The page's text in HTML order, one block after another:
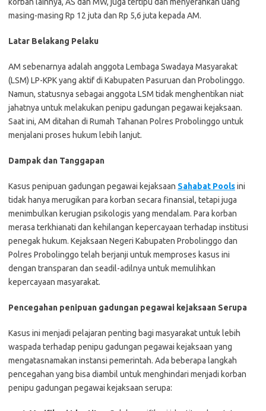
masing-masing Rp 12 juta dan Rp 5,6 juta kepada AM.
Latar Belakang Pelaku
AM sebenarnya adalah anggota Lembaga Swadaya Masyarakat
(LSM) LP-KPK yang aktif di Kabupaten Pasuruan dan Probolinggo.
Namun, statusnya sebagai anggota LSM tidak menghentikan niat
jahatnya untuk melakukan penipu gadungan pegawai kejaksaan.
Saat ini, AM ditahan di Rumah Tahanan Polres Probolinggo untuk
menjalani proses hukum lebih lanjut.
Dampak dan Tanggapan
Kasus penipuan gadungan pegawai kejaksaan Sahabat Poolsini
tidak hanya merugikan para korban secara finansial, tetapi juga
menimbulkan kerugian psikologis yang mendalam. Para korban
merasa terkhianati dan kehilangan kepercayaan terhadap institusi
penegak hukum. Kejaksaan Negeri Kabupaten Probolinggo dan
Polres Probolinggo telah berjanji untuk memproses kasus ini
dengan transparan dan seadil-adilnya untuk memulihkan
kepercayaan masyarakat.
Pencegahan penipuan gadungan pegawai kejaksaan Serupa
Kasus ini menjadi pelajaran penting bagi masyarakat untuk lebih
waspada terhadap penipu gadungan pegawai kejaksaan yang
mengatasnamakan instansi pemerintah. Ada beberapa langkah
pencegahan yang bisa diambil untuk menghindari menjadi korban
penipu gadungan pegawai kejaksaan serupa: